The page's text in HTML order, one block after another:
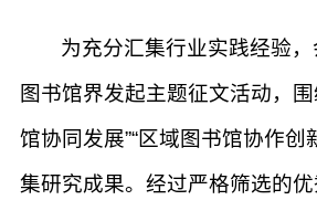
为充分汇集行业实践经验
图书馆界发起主题征文活动，
馆协同发展”“区域图书馆协作创
集研究成果。经过严格筛选的